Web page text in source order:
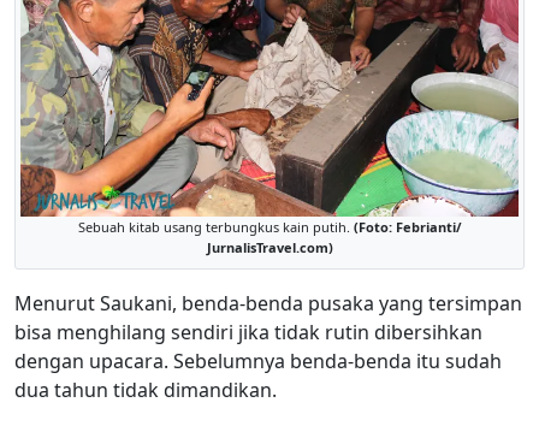
Sebuah kitab usang terbungkus kain putih. (Foto: Febrianti/
JurnalisTravel.com)
Menurut Saukani, benda-benda pusaka yang tersimpan
bisa menghilang sendiri jika tidak rutin dibersihkan
dengan upacara. Sebelumnya benda-benda itu sudah
dua tahun tidak dimandikan.